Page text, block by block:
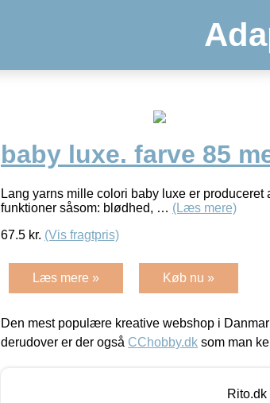
baby luxe. farve 85
Lang yarns mille colori baby luxe er
funktioner såsom: blødhed, … (Læs mere)
67.5 kr. (Vis fragtpris)
Læs mere » Køb nu »
Den mest populære kreative webshop i
derudover er der også CChobby.dk som man